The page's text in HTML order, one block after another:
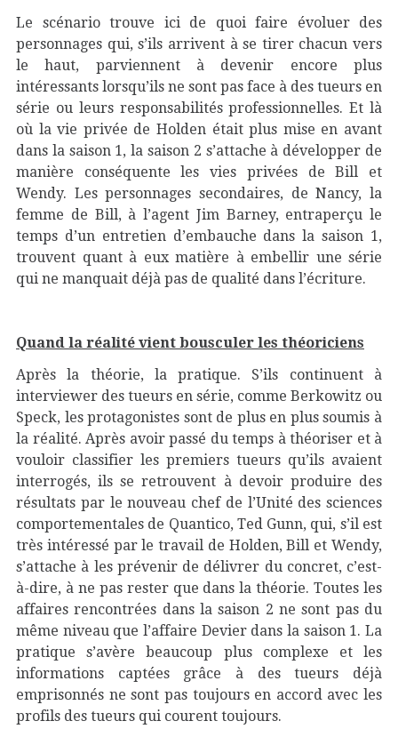
Le scénario trouve ici de quoi faire évoluer des
personnages qui, s’ils arrivent à se tirer chacun vers
le haut, parviennent à devenir encore plus
intéressants lorsqu’ils ne sont pas face à des tueurs en
série ou leurs responsabilités professionnelles. Et là
où la vie privée de Holden était plus mise en avant
dans la saison 1, la saison 2 s’attache à développer de
manière conséquente les vies privées de Bill et
Wendy. Les personnages secondaires, de Nancy, la
femme de Bill, à l’agent Jim Barney, entraperçu le
temps d’un entretien d’embauche dans la saison 1,
trouvent quant à eux matière à embellir une série
qui ne manquait déjà pas de qualité dans l’écriture.
Quand la réalité vient bousculer les théoriciens
Après la théorie, la pratique. S’ils continuent à
interviewer des tueurs en série, comme Berkowitz ou
Speck, les protagonistes sont de plus en plus soumis à
la réalité. Après avoir passé du temps à théoriser et à
vouloir classifier les premiers tueurs qu’ils avaient
interrogés, ils se retrouvent à devoir produire des
résultats par le nouveau chef de l’Unité des sciences
comportementales de Quantico, Ted Gunn, qui, s’il est
très intéressé par le travail de Holden, Bill et Wendy,
s’attache à les prévenir de délivrer du concret, c’est-
à-dire, à ne pas rester que dans la théorie. Toutes les
affaires rencontrées dans la saison 2 ne sont pas du
même niveau que l’affaire Devier dans la saison 1. La
pratique s’avère beaucoup plus complexe et les
informations captées grâce à des tueurs déjà
emprisonnés ne sont pas toujours en accord avec les
profils des tueurs qui courent toujours.